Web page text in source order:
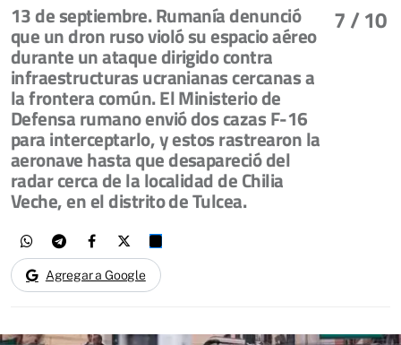
7/ 10
13 de septiembre. Rumanía denunció
que un dron ruso violó su espacio aéreo
durante un ataque dirigido contra
infraestructuras ucranianas cercanas a
la frontera común. El Ministerio de
Defensa rumano envió dos cazas F-16
para interceptarlo, y estos rastrearon la
aeronave hasta que desapareció del
radar cerca de la localidad de Chilia
Veche, en el distrito de Tulcea.
Agregar a Google